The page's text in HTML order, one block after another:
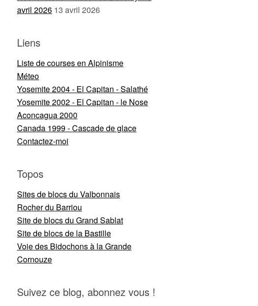
avril 2026 13 avril 2026
Liens
Liste de courses en Alpinisme
Méteo
Yosemite 2004 - El Capitan - Salathé
Yosemite 2002 - El Capitan - le Nose
Aconcagua 2000
Canada 1999 - Cascade de glace
Contactez-moi
Topos
Sites de blocs du Valbonnais
Rocher du Barriou
Site de blocs du Grand Sablat
Site de blocs de la Bastille
Voie des Bidochons à la Grande
Cornouze
Suivez ce blog, abonnez vous !